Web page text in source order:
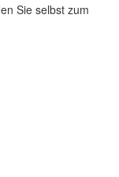
Sie selbst zum